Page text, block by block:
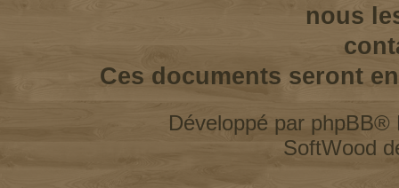
nous
Ces documents seront
Développé par phpBB®
SoftWood